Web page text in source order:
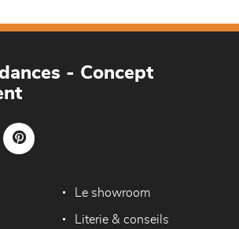
- Concept
Le showroom
Literie & conseils